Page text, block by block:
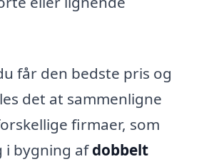
får den bedste pris og
det at sammenligne
firmaer, som
i bygning afdobbelt